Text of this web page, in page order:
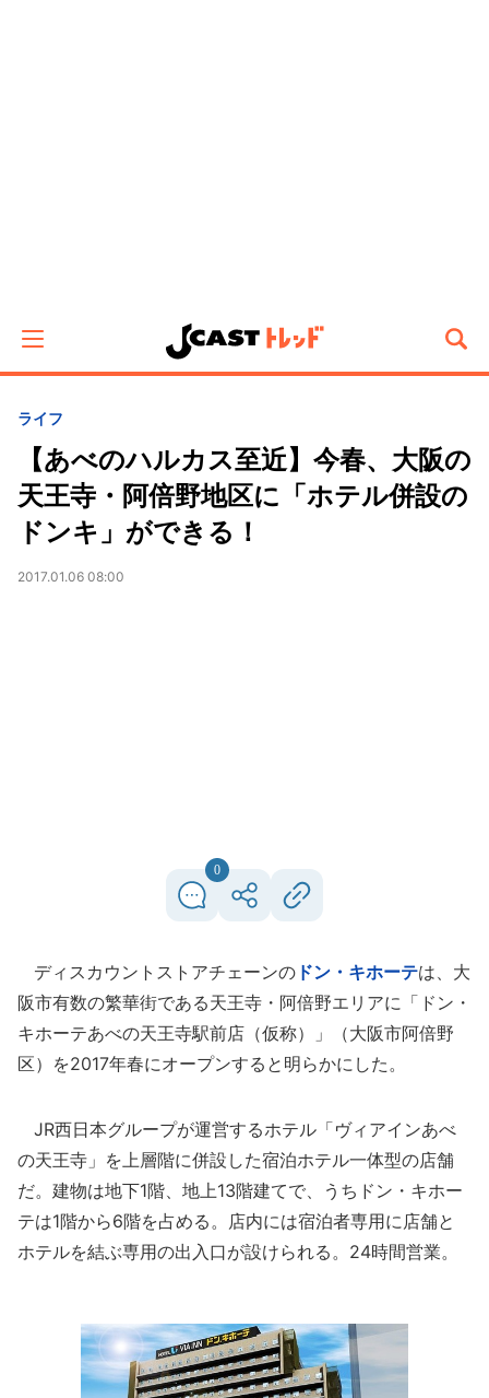
ライフ
【あべのハルカス至近】今春、大阪の
天王寺・阿倍野地区に「ホテル併設の
ドンキ」ができる！
2017.01.06 08:00
0
ディスカウントストアチェーンの ドン・キホーテは、大
阪市有数の繁華街である天王寺・阿倍野エリアに「ドン・
キホーテあべの天王寺駅前店（仮称）」（大阪市阿倍野
区）を2017年春にオープンすると明らかにした。
JR西日本グループが運営するホテル「ヴィアインあべ
の天王寺」を上層階に併設した宿泊ホテル一体型の店舗
だ。建物は地下1階、地上13階建てで、うちドン・キホー
テは1階から6階を占める。店内には宿泊者専用に店舗と
ホテルを結ぶ専用の出入口が設けられる。24時間営業。